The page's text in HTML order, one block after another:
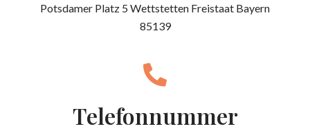
Potsdamer Platz 5 Wettstetten Freistaat Bayern
85139
Telefonnummer